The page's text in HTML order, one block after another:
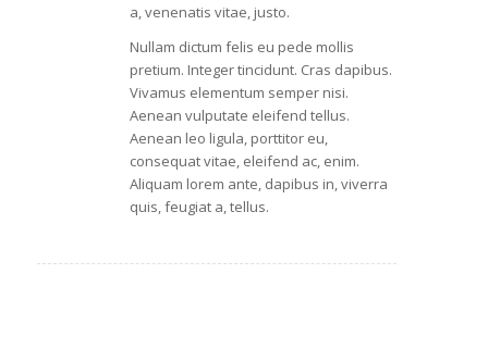
a, venenatis vitae, justo.
Nullam dictum felis eu pede mollis
pretium. Integer tincidunt. Cras dapibus.
Vivamus elementum semper nisi.
Aenean vulputate eleifend tellus.
Aenean leo ligula, porttitor eu,
consequat vitae, eleifend ac, enim.
Aliquam lorem ante, dapibus in, viverra
quis, feugiat a, tellus.